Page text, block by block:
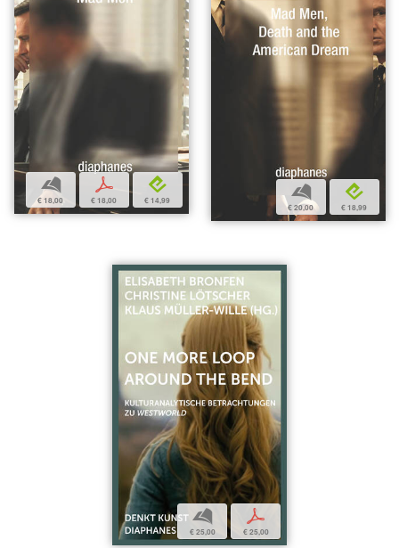
b
€ 18,00
p
€ 18,00
e
€ 14,99 b
€ 20,00
e
€ 18,99
b
€ 25,00
p
€ 25,00